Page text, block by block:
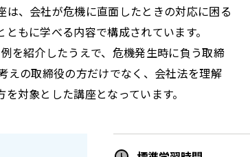
、会社が危機に直面したときの対応に困る
もに学べる内容で構成されています。
を紹介したうえで、危機発生時に負う取締
えの取締役の方だけでなく、会社法を理解
対象とした講座となっています。